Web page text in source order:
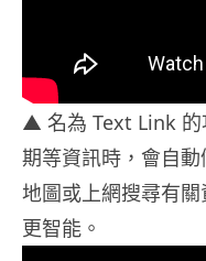
▲ 名為 Text Link 的
期等資訊時，會自
地圖或上網搜尋有
更智能。